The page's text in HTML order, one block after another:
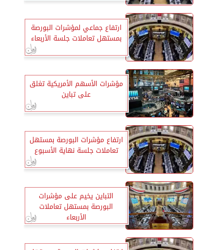
ارتفاع جماعي لمؤشرات البورصة
بمستهل تعاملات جلسة الأربعاء
مؤشرات الأسهم الأمريكية تغلق
على تباين
ارتفاع مؤشرات البورصة بمستهل
تعاملات جلسة نهاية الأسبوع
التباين يخيم على مؤشرات
البورصة بمستهل تعاملات
الأربعاء